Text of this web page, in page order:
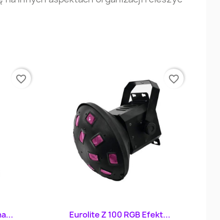
favorite_border
Szybki podgląd
Eurolite Z 100 RGB Efekt...
favorite_border